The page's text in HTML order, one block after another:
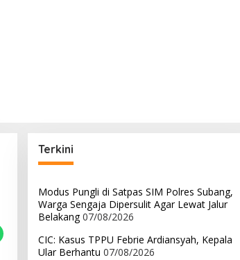
Terkini
Modus Pungli di Satpas SIM Polres Subang,
Warga Sengaja Dipersulit Agar Lewat Jalur
Belakang 07/08/2026
CIC: Kasus TPPU Febrie Ardiansyah, Kepala
Ular Berhantu 07/08/2026